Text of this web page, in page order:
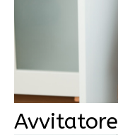
Avvitatore